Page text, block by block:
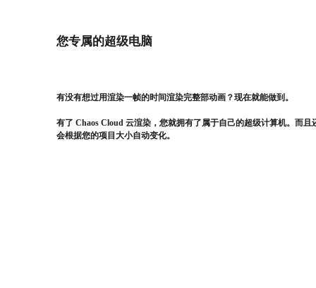
您专属的超级电脑
有没有想过用渲染一帧的时间渲染完整部动画？现在就能做到。
有了 Chaos Cloud 云渲染，您就拥有了属于自己的超级计算机。而且
会根据您的项目大小自动变化。